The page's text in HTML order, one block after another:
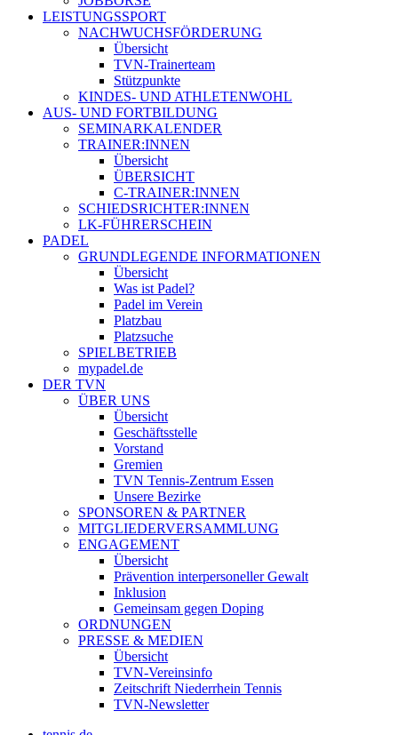
LEISTUNGSSPORT
NACHWUCHSFÖRDERUNG
Übersicht
TVN-Trainerteam
Stützpunkte
KINDES- UND ATHLETENWOHL
AUS- UND FORTBILDUNG
SEMINARKALENDER
TRAINER:INNEN
Übersicht
ÜBERSICHT
C-TRAINER:INNEN
SCHIEDSRICHTER:INNEN
LK-FÜHRERSCHEIN
PADEL
GRUNDLEGENDE INFORMATIONEN
Übersicht
Was ist Padel?
Padel im Verein
Platzbau
Platzsuche
SPIELBETRIEB
mypadel.de
DER TVN
ÜBER UNS
Übersicht
Geschäftsstelle
Vorstand
Gremien
TVN Tennis-Zentrum Essen
Unsere Bezirke
SPONSOREN & PARTNER
MITGLIEDERVERSAMMLUNG
ENGAGEMENT
Übersicht
Prävention interpersoneller Gewalt
Inklusion
Gemeinsam gegen Doping
ORDNUNGEN
PRESSE & MEDIEN
Übersicht
TVN-Vereinsinfo
Zeitschrift Niederrhein Tennis
TVN-Newsletter